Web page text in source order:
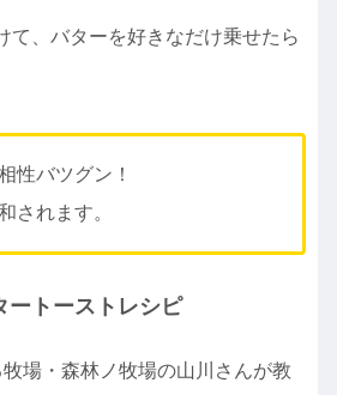
て、バターを好きなだけ乗せたら
性バツグン！
されます。
ートーストレシピ
場・森林ノ牧場の山川さんが教